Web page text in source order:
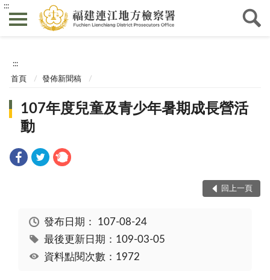
:::
:::
首頁 發佈新聞稿
107年度兒童及青少年暑期成長營活
動
回上一頁
發布日期： 107-08-24
最後更新日期：109-03-05
資料點閱次數：1972